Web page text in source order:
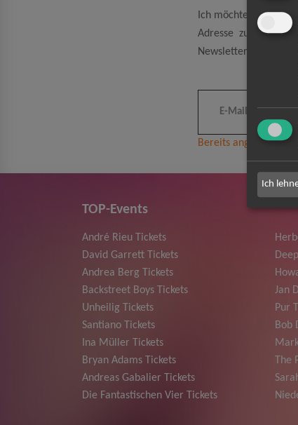
Ich möchte den
Adresse zum
Newsletter kann ich
Bereits angemeldet?
TOP-Events
André Rieu Tickets
David Garrett Tickets
Andrea Berg Tickets
Backstreet Boys Tickets
Unheilig Tickets
Santiano Tickets
Ina Müller Tickets
Bryan Adams Tickets
Andreas Gabalier Tickets
Die Fantastischen Vier Tickets
Jan
Pur
Bob
Ich